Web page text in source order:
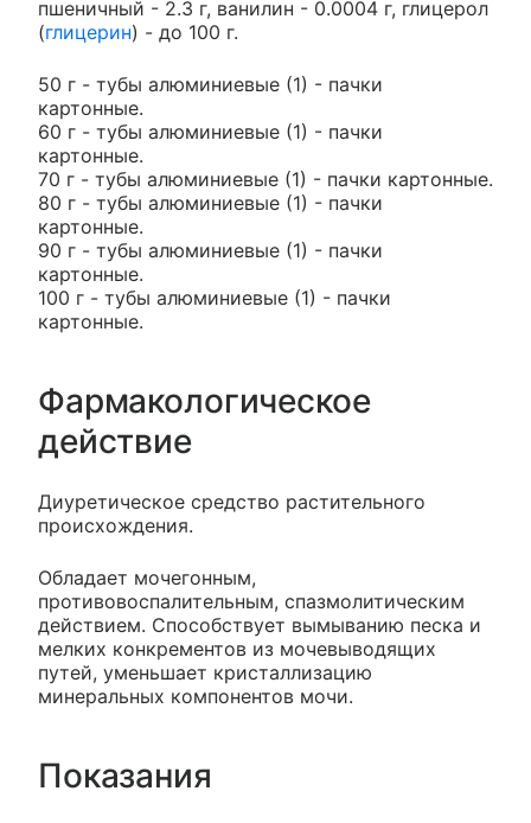
пшеничный - 2.3 г, ванилин - 0.0004 г, глицерол
(глицерин) - до 100 г.
50 г - тубы алюминиевые (1) - пачки
картонные.
60 г - тубы алюминиевые (1) - пачки
картонные.
70 г - тубы алюминиевые (1) - пачки картонные.
80 г - тубы алюминиевые (1) - пачки
картонные.
90 г - тубы алюминиевые (1) - пачки
картонные.
100 г - тубы алюминиевые (1) - пачки
картонные.
Фармакологическое
действие
Диуретическое средство растительного
происхождения.
Обладает мочегонным,
противовоспалительным, спазмолитическим
действием. Способствует вымыванию песка и
мелких конкрементов из мочевыводящих
путей, уменьшает кристаллизацию
минеральных компонентов мочи.
Показания